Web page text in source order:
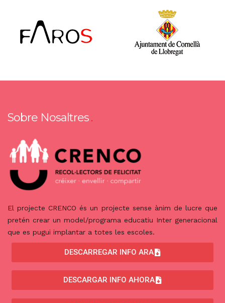
Sobre Nosaltres
El projecte CRENCO és un projecte sense ànim de lucre que
pretén crear un model/programa educatiu Inter generacional
que es pugui implantar a totes les escoles.
DESCARREGAR INFO ARA
DESCARGAR INFO AHORA